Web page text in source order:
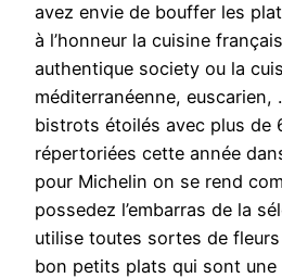
avez envie de bouffer les
à l’honneur la cuisine
authentique society ou la
méditerranéenne, euscarien,
bistrots étoilés avec plus de
répertoriées cette année
pour Michelin on se rend
possedez l’embarras de la
utilise toutes sortes de fleurs
bon petits plats qui sont une